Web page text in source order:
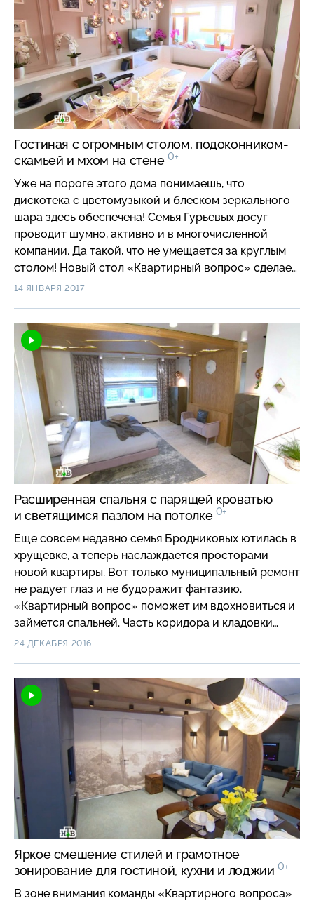
Гостиная с огромным столом, подоконником-
скамьей и мхом на стене0+
Уже на пороге этого дома понимаешь, что
дискотека с цветомузыкой и блеском зеркального
шара здесь обеспечена! Семья Гурьевых досуг
проводит шумно, активно и в многочисленной
компании. Да такой, что не умещается за круглым
столом! Новый стол «Квартирный вопрос» сделает
куда больше, и по желанию он будет превращаться
шкаф не будет лежать, а по стене поползет
вечнозеленый мох.
14 ЯНВАРЯ 2017
Расширенная спальня с парящей кроватью
и светящимся пазлом на потолке 0+
Еще совсем недавно семья Бродниковых ютилась в
хрущевке, а теперь наслаждается просторами
новой квартиры. Вот только муниципальный ремонт
не радует глаз и не будоражит фантазию.
«Квартирный вопрос» поможет им вдохновиться и
займется спальней. Часть коридора и кладовки
присоединится к комнате, а центром композиции
24 ДЕКАБРЯ 2016
Яркое смешение стилей и грамотное
зонирование для гостиной, кухни и лоджии0+
В зоне внимания команды «Квартирного вопроса»